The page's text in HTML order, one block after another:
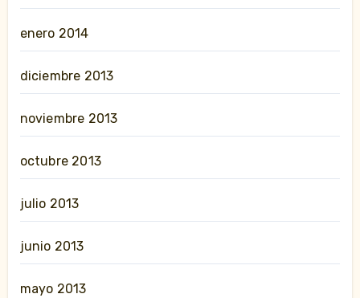
enero 2014
diciembre 2013
noviembre 2013
octubre 2013
julio 2013
junio 2013
mayo 2013